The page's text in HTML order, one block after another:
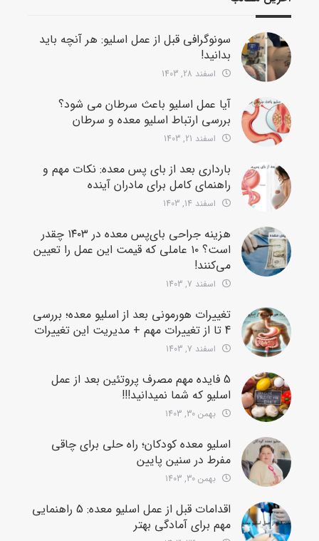
سونوگرافی قبل از عمل اسلیو: هر آنچه باید
بدانید!
اسفند 28, 1403
آیا عمل اسلیو باعث سرطان می شود؟
بررسی ارتباط اسلیو معده و سرطان
اسفند 21, 1403
بارداری بعد از بای پس معده: نکات مهم و
راهنمای کامل برای مادران آینده
اسفند 14, 1403
هزینه جراحی بای‌پس معده در ۱۴۰۳ چقدر
است؟ ۱۰ عاملی که قیمت این عمل را تعیین
می‌کنند!
اسفند 7, 1403
تغییرات هورمونی بعد از اسلیو معده؛ بررسی
4 تا از تغییرات مهم + مدیریت این تغییرات
اسفند 7, 1403
5 فایده مهم مصرف پروتئین بعد از عمل
اسلیو که شما نمیدانید!!!
بهمن 30, 1403
اسلیو معده کودکان؛ راه حلی برای چاقی
مفرط در سنین پایین
بهمن 30, 1403
اقدامات قبل از عمل اسلیو معده: 5 راهنمایی
مهم برای آمادگی بهتر